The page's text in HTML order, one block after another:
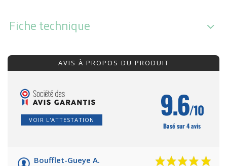
Fiche technique
AVIS À PROPOS DU PRODUIT
VOIR L'ATTESTATION 9.6/10
Basé sur 4 avis
Boufflet-Gueye A.